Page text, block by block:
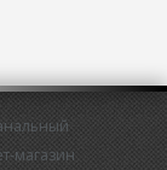
магазин